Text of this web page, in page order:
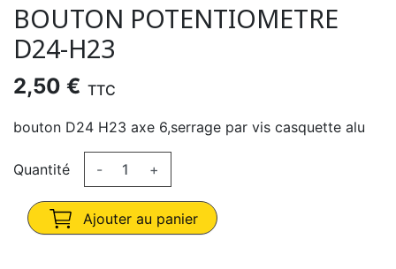
BOUTON POTENTIOMETRE
D24-H23
2,50 € TTC
bouton D24 H23 axe 6,serrage par vis casquette alu
Quantité - +
Ajouter au panier